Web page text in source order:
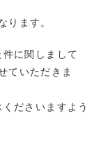
ます。
に関しまして
ていただきま
ださいますよう